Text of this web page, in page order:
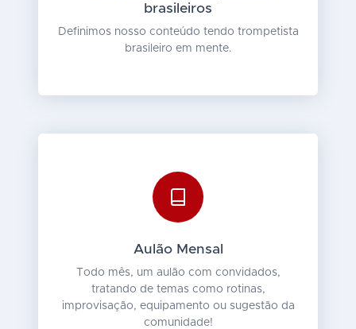
brasileiros
Definimos nosso conteúdo tendo trompetista
brasileiro em mente.
Aulão Mensal
Todo mês, um aulão com convidados,
tratando de temas como rotinas,
improvisação, equipamento ou sugestão da
comunidade!